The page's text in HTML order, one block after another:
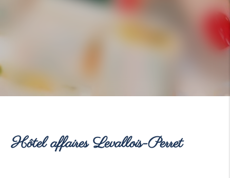
Hôtel affaires Levallois-Perret